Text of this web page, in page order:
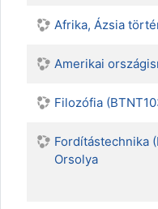
Afrika, Ázsia
Amerikai
Filozófia
Fordítástechnika
Orsolya